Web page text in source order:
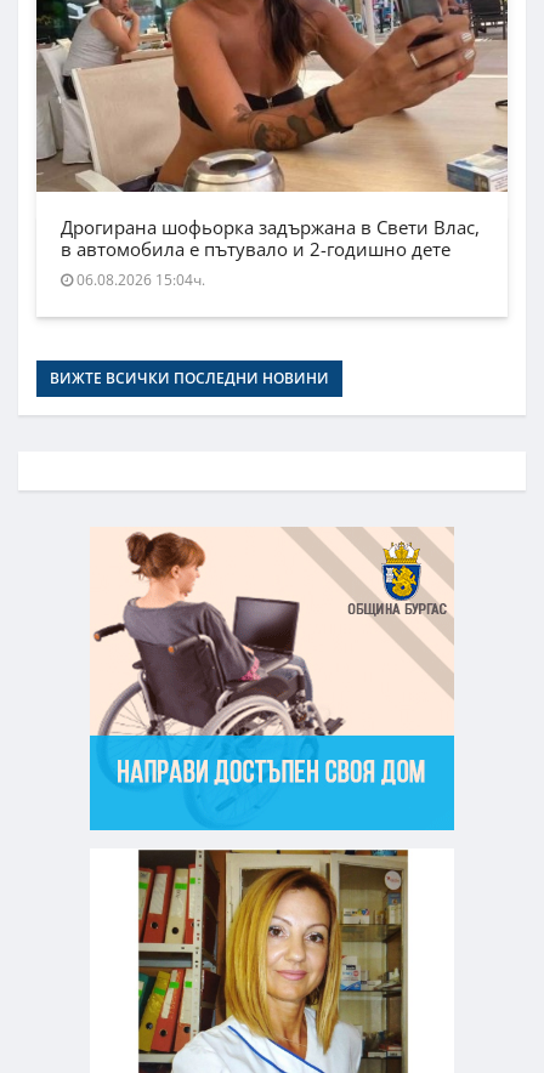
Дрогирана шофьорка задържана в Свети Влас,
в автомобила е пътувало и 2-годишно дете
06.08.2026 15:04ч.
ВИЖТЕ ВСИЧКИ ПОСЛЕДНИ НОВИНИ